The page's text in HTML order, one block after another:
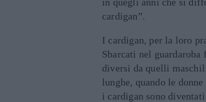
cardigan”.
I cardigan, per la loro
Sbarcati nel
diversi da quelli
lunghe, quando le
i cardigan sono